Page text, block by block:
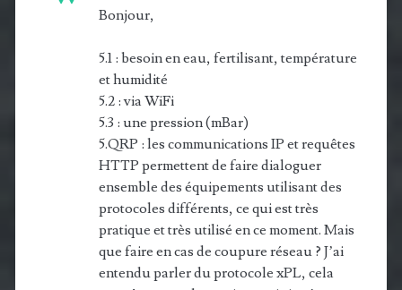
Bonjour,
5.1 : besoin en eau, fertilisant, température
et humidité
5.2 : via WiFi
5.3 : une pression (mBar)
5.QRP : les communications IP et requêtes
HTTP permettent de faire dialoguer
ensemble des équipements utilisant des
protocoles différents, ce qui est très
pratique et très utilisé en ce moment. Mais
que faire en cas de coupure réseau ? J’ai
entendu parler du protocole xPL, cela